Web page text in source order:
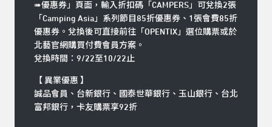
➠優惠券」頁面，輸入折扣碼「CAMPERS」可兌換2張
「Camping Asia」系列節目85折優惠券、1張會費85折
優惠券。兌換後可直接前往「OPENTIX」選位購票或於
北藝官網購買付費會員方案。
兌換時間：9/22至10/22止
【 異業優惠 】
誠品會員、台新銀行、國泰世華銀行、玉山銀行、台北
富邦銀行，卡友購票享92折